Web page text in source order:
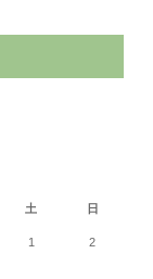
土 日
1 2